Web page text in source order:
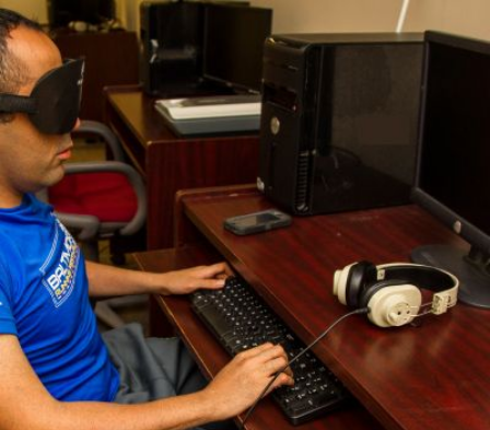
Qui
sommes-
nous ?
S'inscrire à
la
newsletter
Découvrir
l'UNSA
Rémunération
|
OTE et DDI
|
Travail & santé
|
Action sociale
|